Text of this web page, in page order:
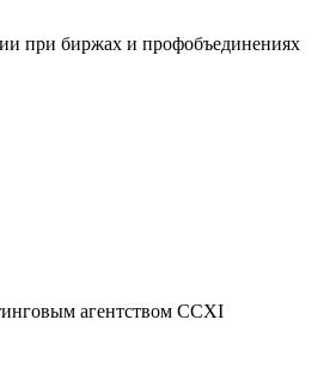
при биржах и профобъединениях
агентством CCXI